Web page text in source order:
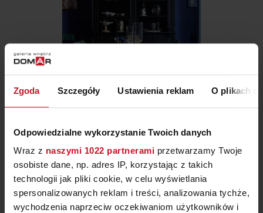
Zgoda Szczegóły Ustawienia reklam O plikach
Odpowiedzialne wykorzystanie Twoich danych
Wraz z naszymi 1022 partnerami przetwarzamy Twoje
osobiste dane, np. adres IP, korzystając z takich
technologii jak pliki cookie, w celu wyświetlania
spersonalizowanych reklam i treści, analizowania tychże,
wychodzenia naprzeciw oczekiwaniom użytkowników i
ZAPYTAJ O CENĘ W SALONIE